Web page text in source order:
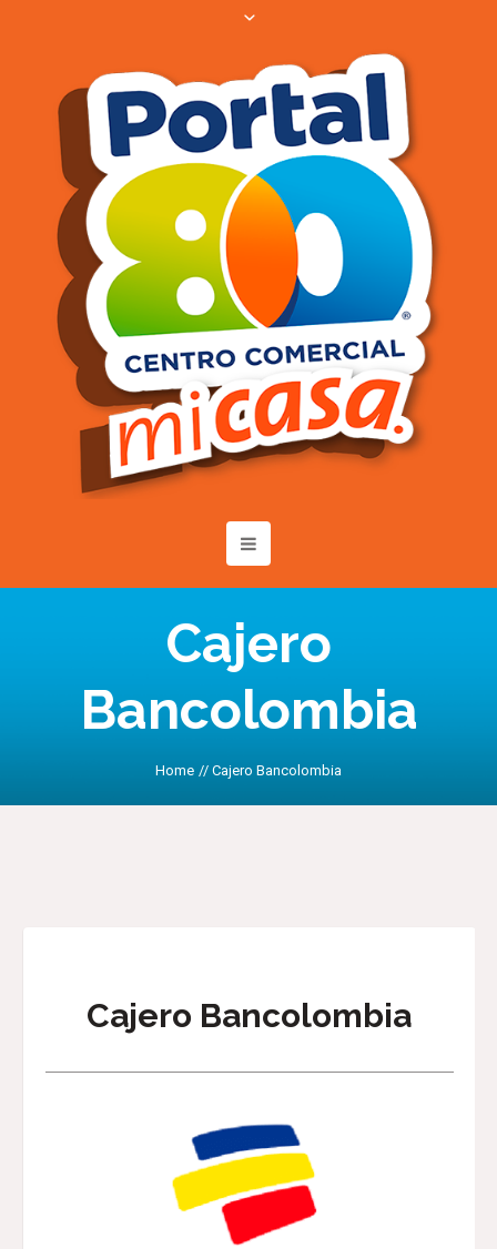
Cajero
Bancolombia
Home // Cajero Bancolombia
Cajero Bancolombia